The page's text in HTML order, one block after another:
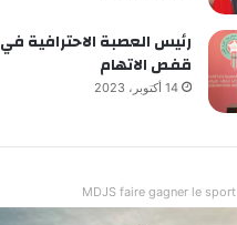
رئيس العصبة الاحترافية في
قفص الاتهام
14 أكتوبر، 2023
MDJS faire gagner le sport